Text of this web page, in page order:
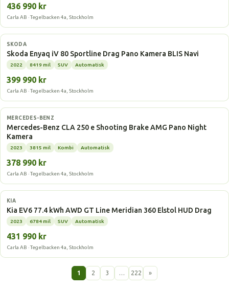
436 990 kr
Carla AB · Tegelbacken 4a, Stockholm
Elbil
SKODA
Skoda Enyaq iV 80 Sportline Drag Pano Kamera BLIS Navi
2022 8419 mil SUV Automatisk
399 990 kr
Carla AB · Tegelbacken 4a, Stockholm
Laddhybrid
MERCEDES-BENZ
Mercedes-Benz CLA 250 e Shooting Brake AMG Pano Night
Kamera
2023 3815 mil Kombi Automatisk
378 990 kr
Carla AB · Tegelbacken 4a, Stockholm
Elbil
KIA
Kia EV6 77.4 kWh AWD GT Line Meridian 360 Elstol HUD Drag
2023 6784 mil SUV Automatisk
431 990 kr
Carla AB · Tegelbacken 4a, Stockholm
1 2 3 … 222 »